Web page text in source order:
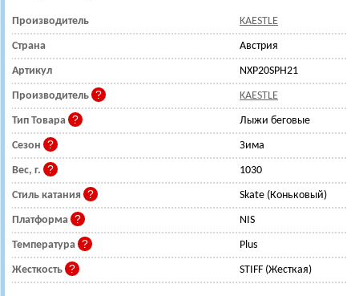
Производитель KAESTLE
Страна Австрия
Артикул NXP20SPH21
Производитель KAESTLE
Тип Товара Лыжи беговые
Сезон Зима
Вес, г. 1030
Стиль катания Skate (Коньковый)
Платформа NIS
Температура Plus
Жесткость STIFF (Жесткая)